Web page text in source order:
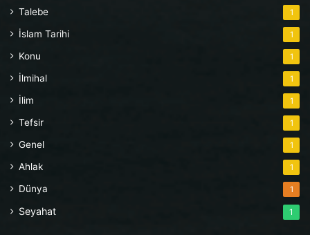
Talebe 1
İslam Tarihi 1
Konu 1
İlmihal 1
İlim 1
Tefsir 1
Genel 1
Ahlak 1
Dünya 1
Seyahat 1